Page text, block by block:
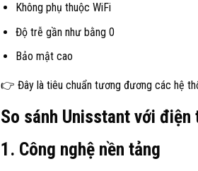
Không phụ thuộc WiFi
Độ trễ gần như bằng 0
Bảo mật cao
👉 Đây là tiêu chuẩn tương đương các hệ
So sánh Unisstant với điện
1. Công nghệ nền tảng